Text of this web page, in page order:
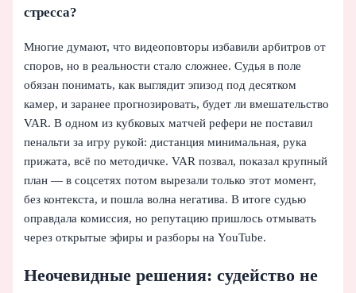
стресса?
Многие думают, что видеоповторы избавили арбитров от
споров, но в реальности стало сложнее. Судья в поле
обязан понимать, как выглядит эпизод под десятком
камер, и заранее прогнозировать, будет ли вмешательство
VAR. В одном из кубковых матчей рефери не поставил
пенальти за игру рукой: дистанция минимальная, рука
прижата, всё по методичке. VAR позвал, показал крупный
план — в соцсетях потом вырезали только этот момент,
без контекста, и пошла волна негатива. В итоге судью
оправдала комиссия, но репутацию пришлось отмывать
через открытые эфиры и разборы на YouTube.
Неочевидные решения: судейство не